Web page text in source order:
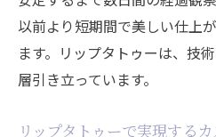
以前より短期間で美しい仕上
ます。リップタトゥーは、技
層引き立っています。
リップタトゥーで実現する